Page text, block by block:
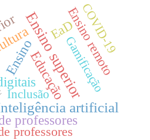
Ensino superior
artificial
Educação
Ensino
professores
EaDEnsino remoto
professores
Inclusão Gamificação
COVID-19